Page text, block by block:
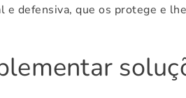
e defensiva, que os protege e